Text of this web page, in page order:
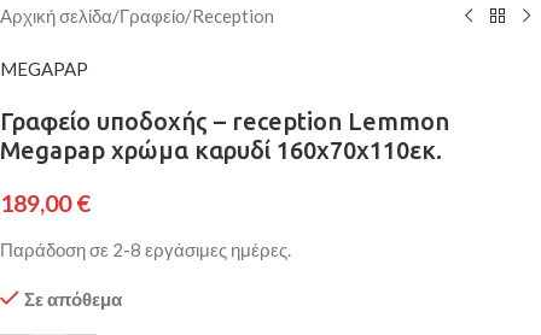
Αρχική σελίδα/Γραφείο/Reception
MEGAPAP
Γραφείο υποδοχής – reception Lemmon
Megapap χρώμα καρυδί 160x70x110εκ.
189,00€
Παράδοση σε 2-8 εργάσιμες ημέρες.
Σε απόθεμα